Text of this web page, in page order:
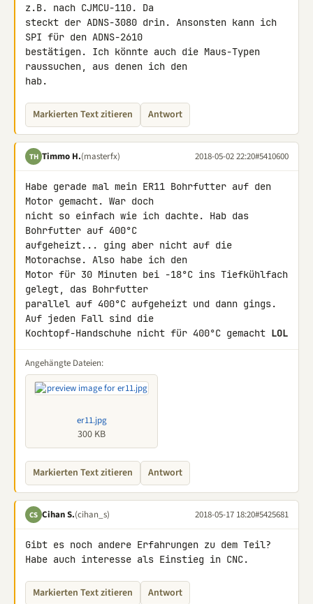
z.B. nach CJMCU-110. Da
steckt der ADNS-3080 drin. Ansonsten kann ich
SPI für den ADNS-2610
bestätigen. Ich könnte auch die Maus-Typen
raussuchen, aus denen ich den
hab.
Markierten Text zitieren Antwort
TH Timmo H.(masterfx) 2018-05-02 22:20#5410600
Habe gerade mal mein ER11 Bohrfutter auf den
Motor gemacht. War doch
nicht so einfach wie ich dachte. Hab das
Bohrfutter auf 400°C
aufgeheizt... ging aber nicht auf die
Motorachse. Also habe ich den
Motor für 30 Minuten bei -18°C ins Tiefkühlfach
gelegt, das Bohrfutter
parallel auf 400°C aufgeheizt und dann gings.
Auf jeden Fall sind die
Kochtopf-Handschuhe nicht für 400°C gemacht LOL
Angehängte Dateien:
er11.jpg
300 KB
Markierten Text zitieren Antwort
CS Cihan S.(cihan_s) 2018-05-17 18:20#5425681
Gibt es noch andere Erfahrungen zu dem Teil?
Habe auch interesse als Einstieg in CNC.
Markierten Text zitieren Antwort